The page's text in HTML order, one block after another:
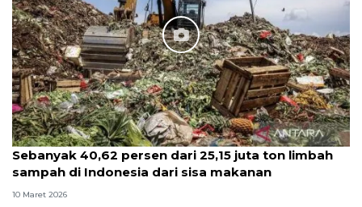
Sebanyak 40,62 persen dari 25,15 juta ton limbah
sampah di Indonesia dari sisa makanan
10 Maret 2026